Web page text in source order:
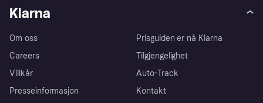
Klarna
Om oss
Careers
Villkår
Presseinformasjon
Prisguiden er nå Klarna
Tilgjengelighet
Auto-Track
Kontakt